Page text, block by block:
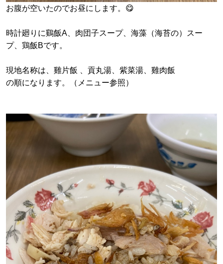
お腹が空いたのでお昼にします。😋
時計廻りに鷄飯A、肉団子スープ、海藻（海苔の）スー
プ、鶏飯Bです。
現地名称は、雞片飯 、貢丸湯、紫菜湯、雞肉飯
の順になります。（メニュー参照）